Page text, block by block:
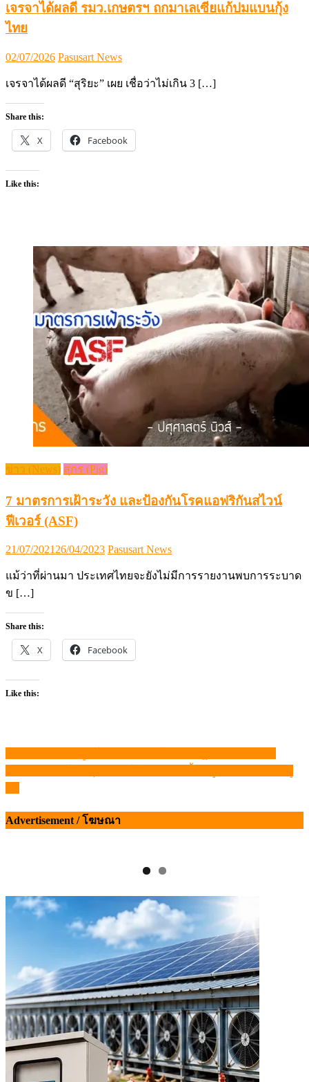
เจรจาได้ผลดี รมว.เกษตรฯ ถกมาเลเซียแก้ปมแบนกุ้ง
ไทย
Posted
02/07/2026 Author
Pasusart News
เจรจาได้ผลดี “สุริยะ” เผย เชื่อว่าไม่เกิน 3 […]
Share this:
X Facebook
Like this:
ข่าว (News) สุกร (Pig)
7 มาตรการเฝ้าระวัง และป้องกันโรคแอฟริกันสไวน์
ฟีเวอร์ (ASF)
Posted
21/07/202126/04/2023 Author
Pasusart News
แม้ว่าที่ผ่านมา ประเทศไทยจะยังไม่มีการรายงานพบการระบาด
ข […]
Share this:
X Facebook
Like this:
แนะแนว
เรื่อง
Advertisement / โฆษณา